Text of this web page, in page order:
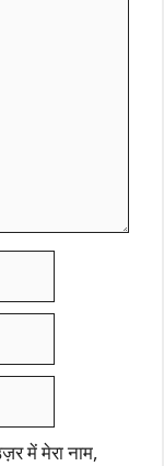
में मेरा नाम,